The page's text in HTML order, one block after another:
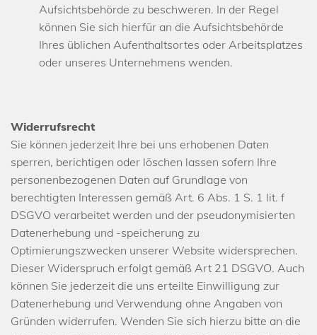
Aufsichtsbehörde zu beschweren. In der Regel
können Sie sich hierfür an die Aufsichtsbehörde
Ihres üblichen Aufenthaltsortes oder Arbeitsplatzes
oder unseres Unternehmens wenden.
Widerrufsrecht
Sie können jederzeit Ihre bei uns erhobenen Daten
sperren, berichtigen oder löschen lassen sofern Ihre
personenbezogenen Daten auf Grundlage von
berechtigten Interessen gemäß Art. 6 Abs. 1 S. 1 lit. f
DSGVO verarbeitet werden und der pseudonymisierten
Datenerhebung und -speicherung zu
Optimierungszwecken unserer Website widersprechen.
Dieser Widerspruch erfolgt gemäß Art 21 DSGVO. Auch
können Sie jederzeit die uns erteilte Einwilligung zur
Datenerhebung und Verwendung ohne Angaben von
Gründen widerrufen. Wenden Sie sich hierzu bitte an die